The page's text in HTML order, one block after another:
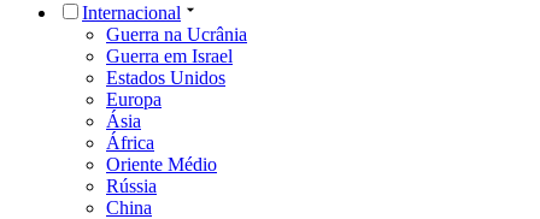
Internacional
Guerra na Ucrânia
Guerra em Israel
Estados Unidos
Europa
Ásia
África
Oriente Médio
Rússia
China